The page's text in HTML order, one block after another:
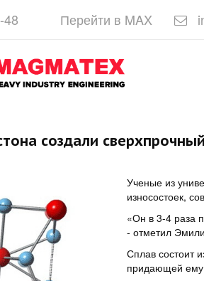
48 Перейти в MAX
создали
Ученые из
износостоек,
«Он в 3-4 раза
- отметил
Сплав состоит
придающей ему